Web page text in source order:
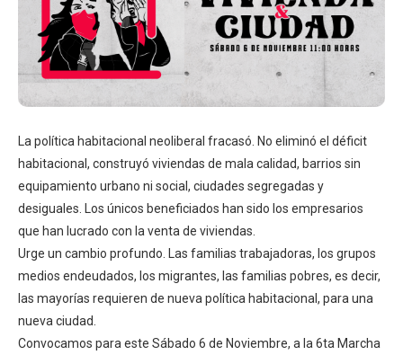
La política habitacional neoliberal fracasó. No eliminó el déficit
habitacional, construyó viviendas de mala calidad, barrios sin
equipamiento urbano ni social, ciudades segregadas y
desiguales. Los únicos beneficiados han sido los empresarios
que han lucrado con la venta de viviendas.
Urge un cambio profundo. Las familias trabajadoras, los grupos
medios endeudados, los migrantes, las familias pobres, es decir,
las mayorías requieren de nueva política habitacional, para una
nueva ciudad.
Convocamos para este Sábado 6 de Noviembre, a la 6ta Marcha